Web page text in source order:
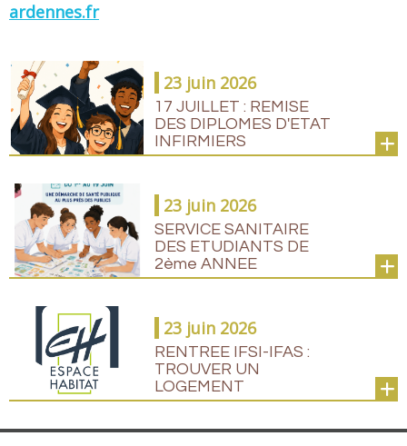
ardennes.fr
23 juin 2026
17 JUILLET : REMISE
DES DIPLOMES D'ETAT
INFIRMIERS
23 juin 2026
SERVICE SANITAIRE
DES ETUDIANTS DE
2ème ANNEE
23 juin 2026
RENTREE IFSI-IFAS :
TROUVER UN
LOGEMENT